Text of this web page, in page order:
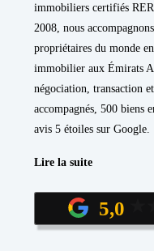
immobiliers certifiés
2008, nous
propriétaires du monde
immobilier aux Émirats
négociation, transaction
accompagnés, 500 biens
avis 5 étoiles sur Google.
Lire la suite
5,0